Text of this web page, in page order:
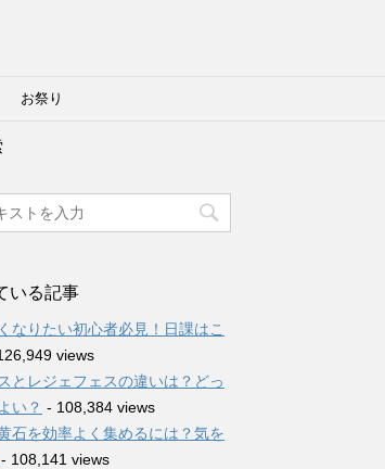
お祭り
いる記事
なりたい初心者必見！日課はこ
views
とレジェフェスの違いは？どっ
い？ - 108,384 views
石を効率よく集めるには？気を
- 108,141 views